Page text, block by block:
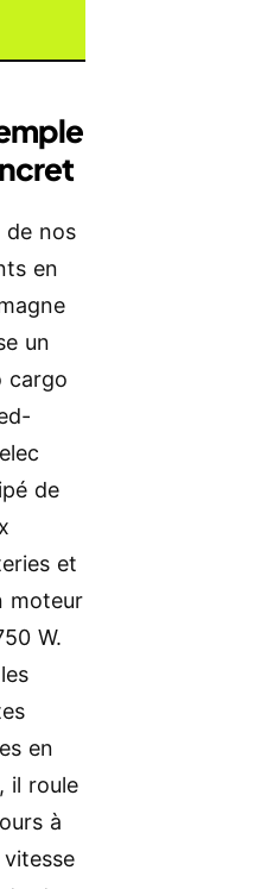
de nos
en
un
cargo
de
et
moteur
W.
en
il roule
à
vitesse